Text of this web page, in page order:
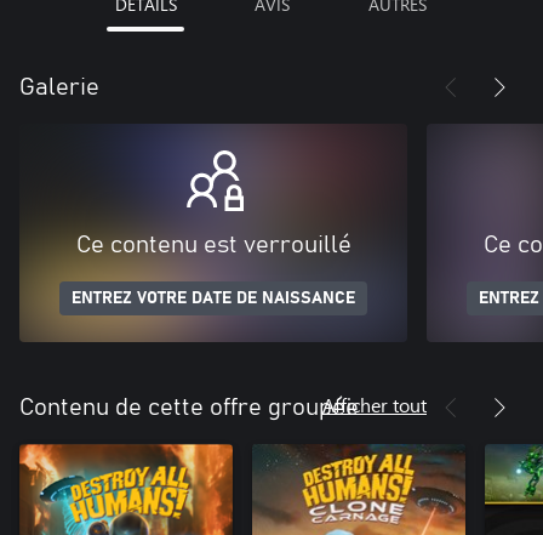
Galerie
Ce contenu est verrouillé
ENTREZ VOTRE DATE DE NAISSANCE
Ce
Contenu de cette offre groupéeAfficher tout